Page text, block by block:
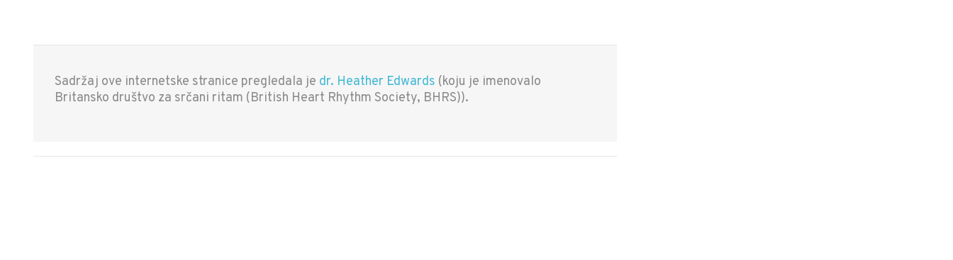
Sadržaj ove internetske stranice pregledala je dr. Heather Edwards (koju je imenovalo
Britansko društvo za srčani ritam (British Heart Rhythm Society, BHRS)).